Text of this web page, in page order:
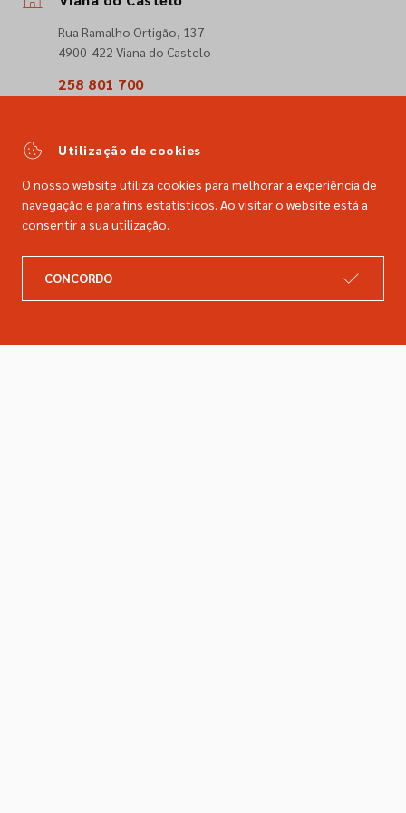
Rua Ramalho Ortigão, 137
4900-422 Viana do Castelo
258 801 700
comercial@dimacer.com
Catálogo
Utilização de cookies
O nosso website utiliza cookies para melhorar a experiência de
navegação e para fins estatísticos. Ao visitar o website está a
consentir a sua utilização.
CONCORDO